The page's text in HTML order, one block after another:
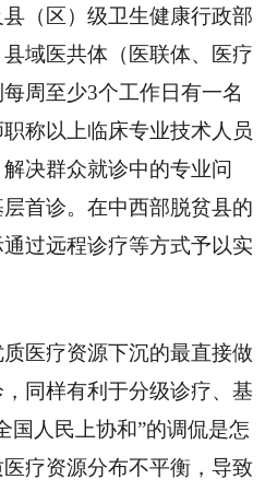
（区）级卫生健康行政部
域医共体（医联体、医疗
周至少3个工作日有一名
称以上临床专业技术人员
决群众就诊中的专业问
首诊。在中西部脱贫县的
过远程诊疗等方式予以实
医疗资源下沉的最直接做
同样有利于分级诊疗、基
国人民上协和”的调侃是怎
疗资源分布不平衡，导致